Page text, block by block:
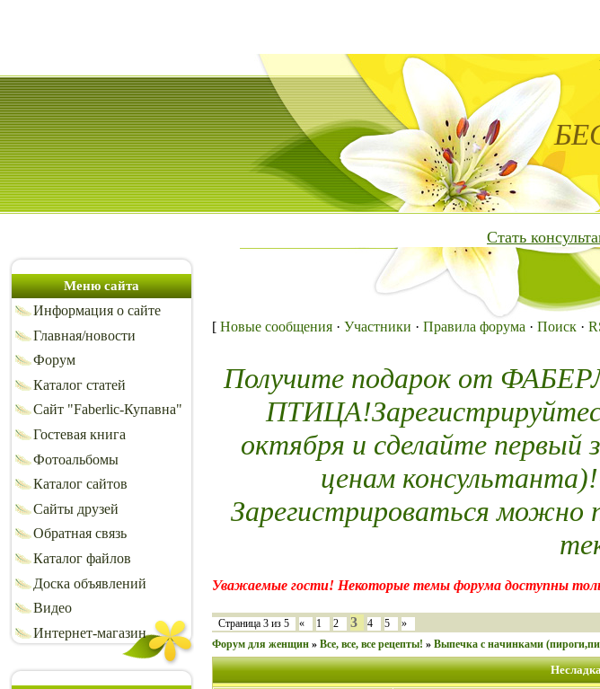
Стать
Меню сайта
Информация о сайте
Главная/новости
Форум
Каталог статей
Сайт "Faberlic-Купавна"
Гостевая книга
Фотоальбомы
Каталог сайтов
Сайты друзей
Обратная связь
Каталог файлов
Доска объявлений
Видео
Интернет-магазин
[ Новые сообщения · Участники · Правила форума · Поиск ·
Получите подарок от
октября и сделайте первый
ценам
Зарегистрироваться можно
Уважаемые гости! Некоторые темы форума доступны
Страница 3 из 5 « 1 2 3 4 5
»
Форум для женщин » Все, все, все рецепты! » Выпечка с начинками